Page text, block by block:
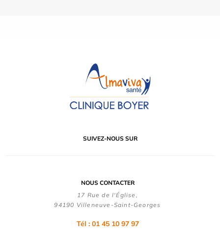
SUIVEZ-NOUS SUR
NOUS CONTACTER
17 Rue de l'Église,
94190 Villeneuve-Saint-Georges
Tél : 01 45 10 97 97